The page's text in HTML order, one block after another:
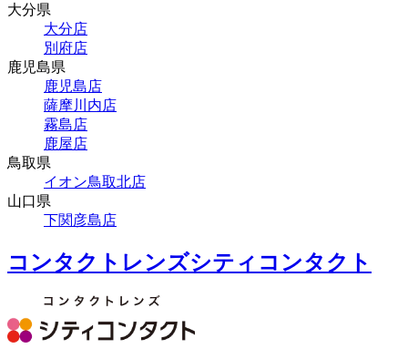
大分県
大分店
別府店
鹿児島県
鹿児島店
薩摩川内店
霧島店
鹿屋店
鳥取県
イオン鳥取北店
山口県
下関彦島店
コンタクトレンズシティコンタクト